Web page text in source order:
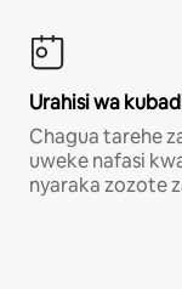
Urahisi wa
Chagua tarehe
uweke nafasi
nyaraka zozote